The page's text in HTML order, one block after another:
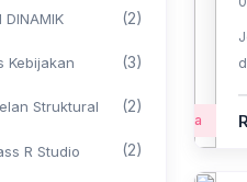
DINAMIK (2)
Kebijakan (3)
Struktural (2)
R Studio (2)
Pemula